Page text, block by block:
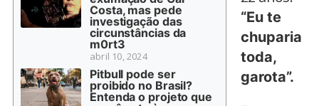
Costa, mas pede
investigação das
circunstâncias da
m0rt3
abril 10, 2024
Pitbull pode ser
proibido no Brasil?
Entenda o projeto que
“Eu te
chuparia
toda,
garota”.